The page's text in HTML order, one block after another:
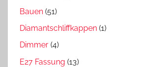
Bauen (51)
Diamantschliffkappen (1)
Dimmer (4)
E27 Fassung (13)